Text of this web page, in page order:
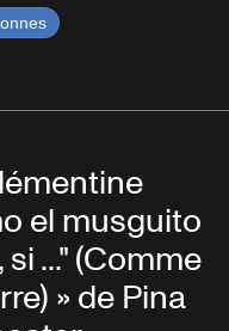
el musguito
..." (Comme
» de Pina